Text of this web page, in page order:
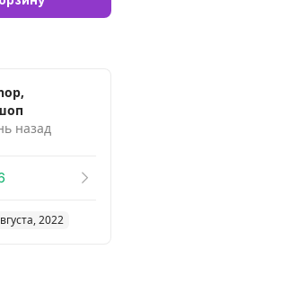
назад
2022